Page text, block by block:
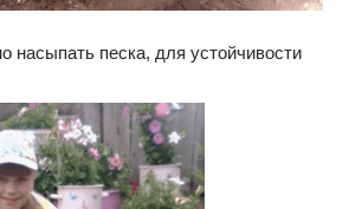
насыпать песка, для устойчивости